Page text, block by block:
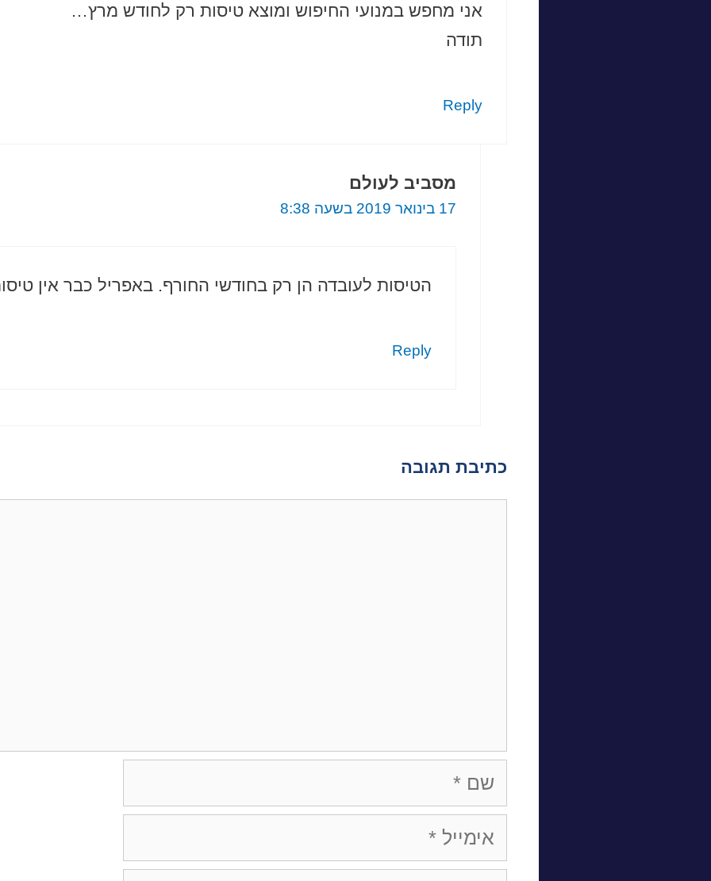
אני מחפש במנועי החיפוש ומוצא טיסות רק לחודש מרץ…
תודה
Reply
מסביב לעולם
17 בינואר 2019 בשעה 8:38
הטיסות לעובדה הן רק בחודשי החורף. באפריל כבר אין
Reply
כתיבת תגובה
שם
אימייל